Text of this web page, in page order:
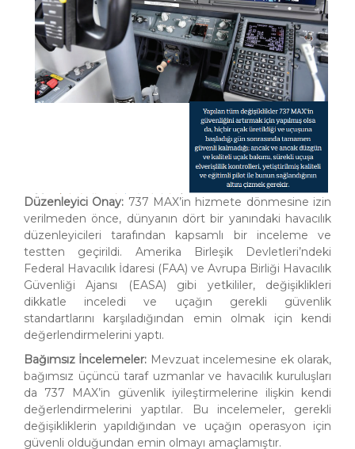
Düzenleyici Onay: 737 MAX’in hizmete dönmesine izin
verilmeden önce, dünyanın dört bir yanındaki havacılık
düzenleyicileri tarafından kapsamlı bir inceleme ve
testten geçirildi. Amerika Birleşik Devletleri’ndeki
Federal Havacılık İdaresi (FAA) ve Avrupa Birliği Havacılık
Güvenliği Ajansı (EASA) gibi yetkililer, değişiklikleri
dikkatle inceledi ve uçağın gerekli güvenlik
standartlarını karşıladığından emin olmak için kendi
değerlendirmelerini yaptı.
Bağımsız İncelemeler: Mevzuat incelemesine ek olarak,
bağımsız üçüncü taraf uzmanlar ve havacılık kuruluşları
da 737 MAX’in güvenlik iyileştirmelerine ilişkin kendi
değerlendirmelerini yaptılar. Bu incelemeler, gerekli
değişikliklerin yapıldığından ve uçağın operasyon için
güvenli olduğundan emin olmayı amaçlamıştır.